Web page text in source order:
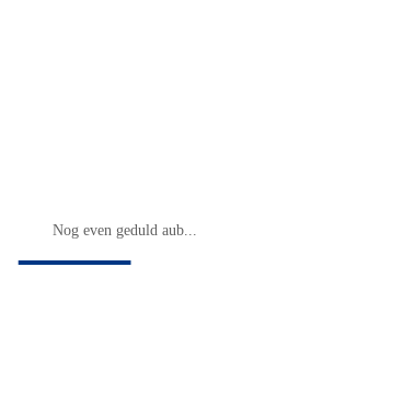
Nog even geduld aub...